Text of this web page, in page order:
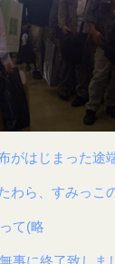
がはじまった途
わら、すみっこ
て(略
事に終了致しま